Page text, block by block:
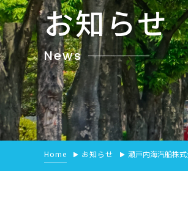
お知らせ
News
Home お知らせ 瀬戸内海汽船株